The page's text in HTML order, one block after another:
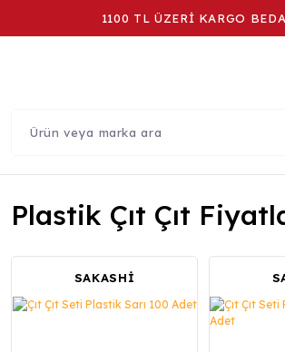
1100 TL ÜZERİ KARGO
Plastik Çıt Çıt
SAKASHİ